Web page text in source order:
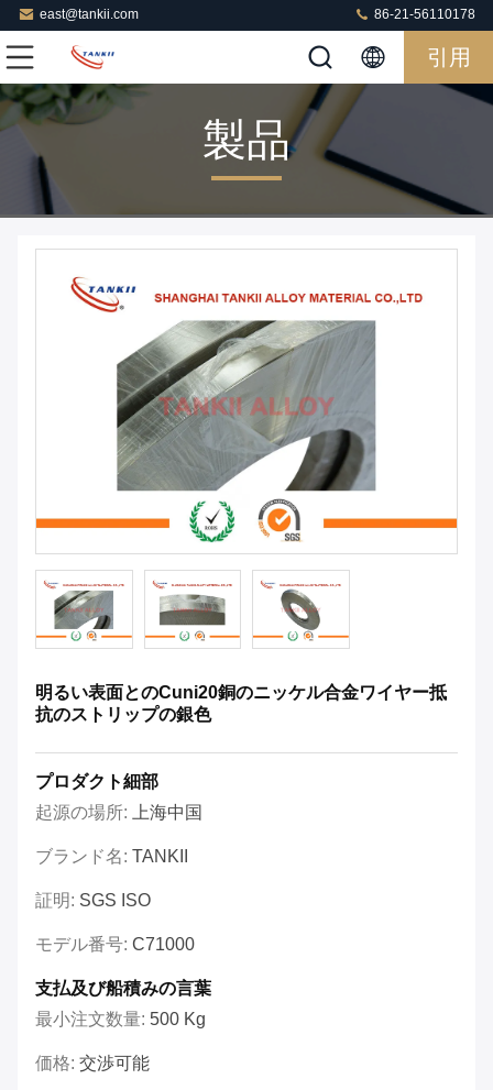
east@tankii.com 86-21-56110178
引用
製品
明るい表面とのCuni20銅のニッケル合金ワイヤー抵
抗のストリップの銀色
プロダクト細部
起源の場所: 上海中国
ブランド名: TANKII
証明: SGS ISO
モデル番号: C71000
支払及び船積みの言葉
最小注文数量: 500 Kg
価格: 交渉可能